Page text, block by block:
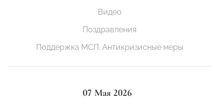
Видео
Поздравления
Поддержка МСП. Антикризисные меры
07 Мая 2026